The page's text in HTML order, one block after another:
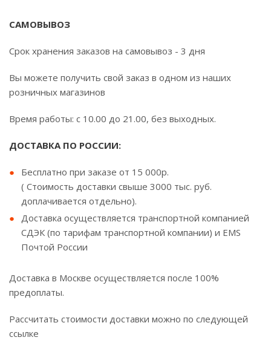
САМОВЫВОЗ
Срок хранения заказов на самовывоз - 3 дня
Вы можете получить свой заказ в одном из наших
розничных магазинов
Время работы: с 10.00 до 21.00, без выходных.
ДОСТАВКА ПО РОССИИ:
Бесплатно при заказе от 15 000р.
( Стоимость доставки свыше 3000 тыс. руб.
доплачивается отдельно).
Доставка осуществляется транспортной компанией
СДЭК (по тарифам транспортной компании) и EMS
Почтой России
Доставка в Москве осуществляется после 100%
предоплаты.
Рассчитать стоимости доставки можно по следующей
ссылке